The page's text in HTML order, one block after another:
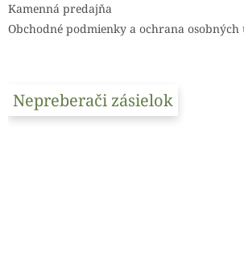
Kamenná predajňa
Obchodné podmienky a ochrana osobných
Nepreberači zásielok